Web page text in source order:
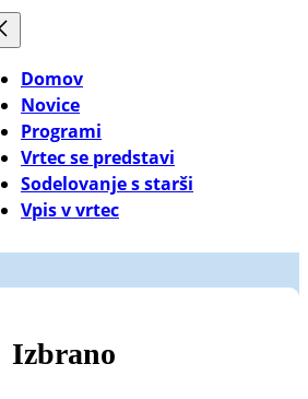
Domov
Novice
Programi
Vrtec se predstavi
Sodelovanje s starši
Vpis v vrtec
Izbrano